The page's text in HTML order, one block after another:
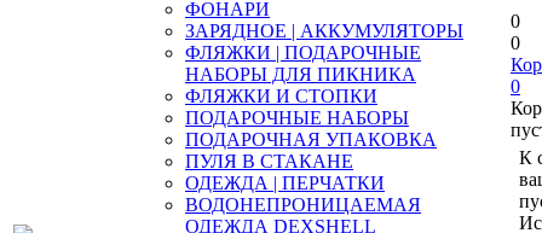
ФОНАРИ
ЗАРЯДНОЕ | АККУМУЛЯТОРЫ
ФЛЯЖКИ | ПОДАРОЧНЫЕ
НАБОРЫ ДЛЯ ПИКНИКА
ФЛЯЖКИ И СТОПКИ
ПОДАРОЧНЫЕ НАБОРЫ
ПОДАРОЧНАЯ УПАКОВКА
ПУЛЯ В СТАКАНЕ
ОДЕЖДА | ПЕРЧАТКИ
ВОДОНЕПРОНИЦАЕМАЯ
ОДЕЖДА DEXSHELL
0
0
0
К